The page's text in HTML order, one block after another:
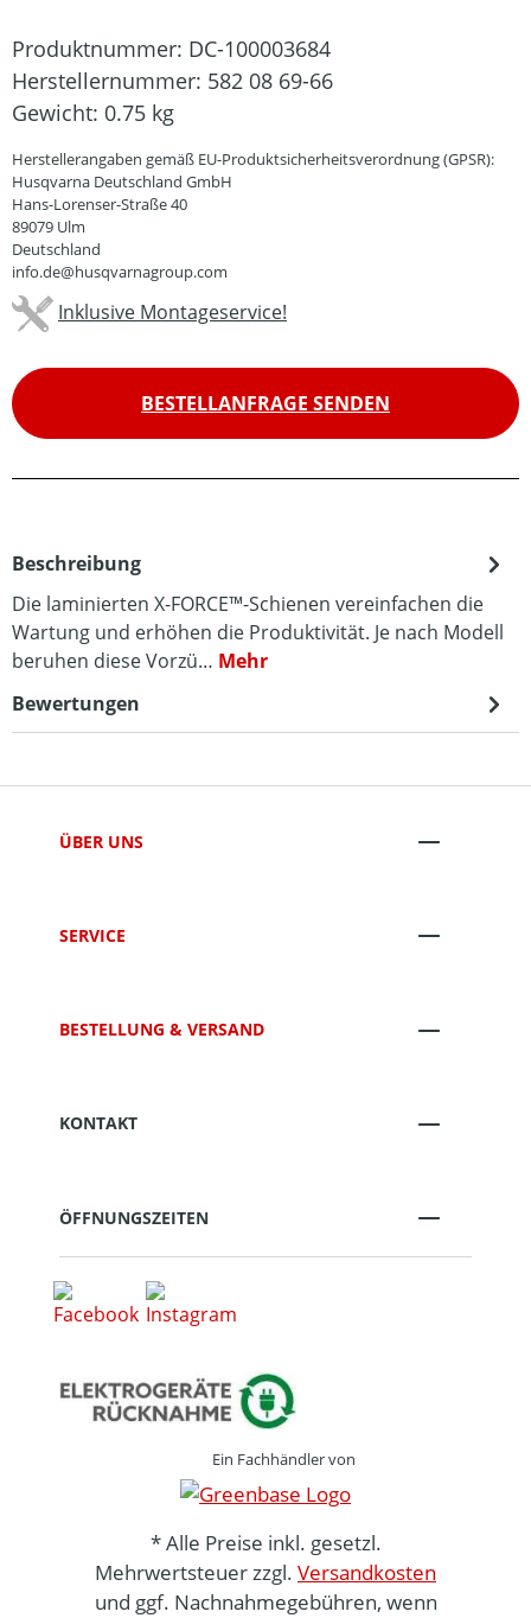
Produktnummer: DC-100003684
Herstellernummer: 582 08 69-66
Gewicht: 0.75 kg
Herstellerangaben gemäß EU-Produktsicherheitsverordnung (GPSR):
Husqvarna Deutschland GmbH
Hans-Lorenser-Straße 40
89079 Ulm
Deutschland
info.de@husqvarnagroup.com
Inklusive Montageservice!
BESTELLANFRAGE SENDEN
Beschreibung
Die laminierten X-FORCE™-Schienen vereinfachen die
Wartung und erhöhen die Produktivität. Je nach Modell
beruhen diese Vorzü… Mehr
Bewertungen
ÜBER UNS
SERVICE
BESTELLUNG & VERSAND
KONTAKT
ÖFFNUNGSZEITEN
Ein Fachhändler von
* Alle Preise inkl. gesetzl.
Mehrwertsteuer zzgl. Versandkosten
und ggf. Nachnahmegebühren, wenn